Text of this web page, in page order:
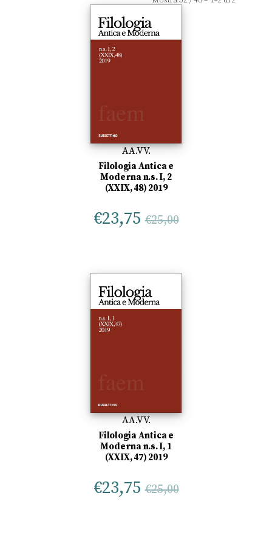
AA.VV.
Filologia Antica e
Moderna n.s. I, 2
(XXIX, 48) 2019
€23,75 €25,00
AA.VV.
Filologia Antica e
Moderna n.s. I, 1
(XXIX, 47) 2019
€23,75 €25,00